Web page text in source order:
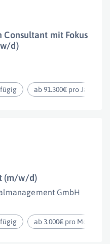
Consultant mit Fokus
d)
ab 91.300€ pro Jahr
(m/w/d)
GmbH
ab 3.000€ pro Monat